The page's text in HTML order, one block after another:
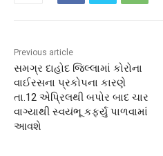
Previous article
સમગ્ર દાહોદ જિલ્લામાં કોરોના
વાઈરસના પ્રકોપના કારણે
તા.12 એપ્રિલથી બપોર બાદ ચાર
વાગ્યાથી સ્વયંભૂ કર્ફ્યુ પાળવામાં
આવશે